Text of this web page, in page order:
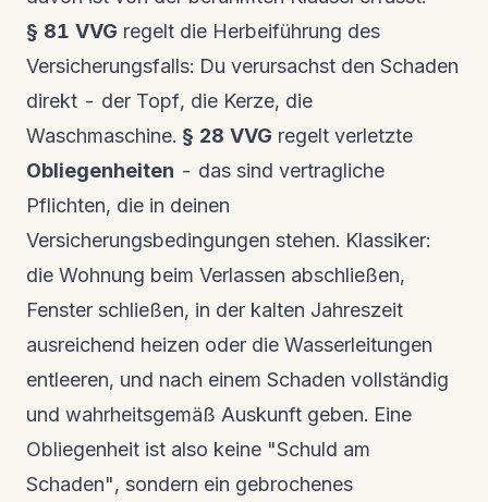
§ 81 VVG regelt die Herbeiführung des
Versicherungsfalls: Du verursachst den Schaden
direkt - der Topf, die Kerze, die
Waschmaschine. § 28 VVG regelt verletzte
Obliegenheiten - das sind vertragliche
Pflichten, die in deinen
Versicherungsbedingungen stehen. Klassiker:
die Wohnung beim Verlassen abschließen,
Fenster schließen, in der kalten Jahreszeit
ausreichend heizen oder die Wasserleitungen
entleeren, und nach einem Schaden vollständig
und wahrheitsgemäß Auskunft geben. Eine
Obliegenheit ist also keine "Schuld am
Schaden", sondern ein gebrochenes